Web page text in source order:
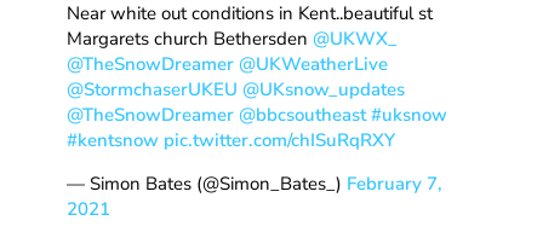
Near white out conditions in Kent..beautiful st
Margarets church Bethersden @UKWX_
@TheSnowDreamer @UKWeatherLive
@StormchaserUKEU @UKsnow_updates
@TheSnowDreamer @bbcsoutheast #uksnow
#kentsnow pic.twitter.com/chISuRqRXY
— Simon Bates (@Simon_Bates_) February 7,
2021